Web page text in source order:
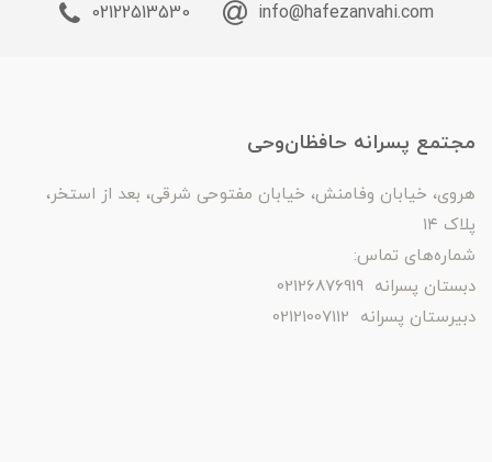
info@hafezanvahi.com
02122513530
مجتمع پسرانه حافظان‌وحی
هروی، خیابان وفامنش، خیابان مفتوحی شرقی، بعد از استخر،
پلاک ۱۴
شماره‌های تماس:
دبستان پسرانه 02126876919
دبیرستان پسرانه 02121007112